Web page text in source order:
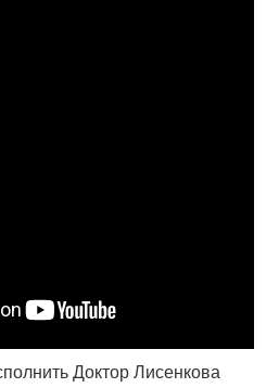
Доктор Лисенкова